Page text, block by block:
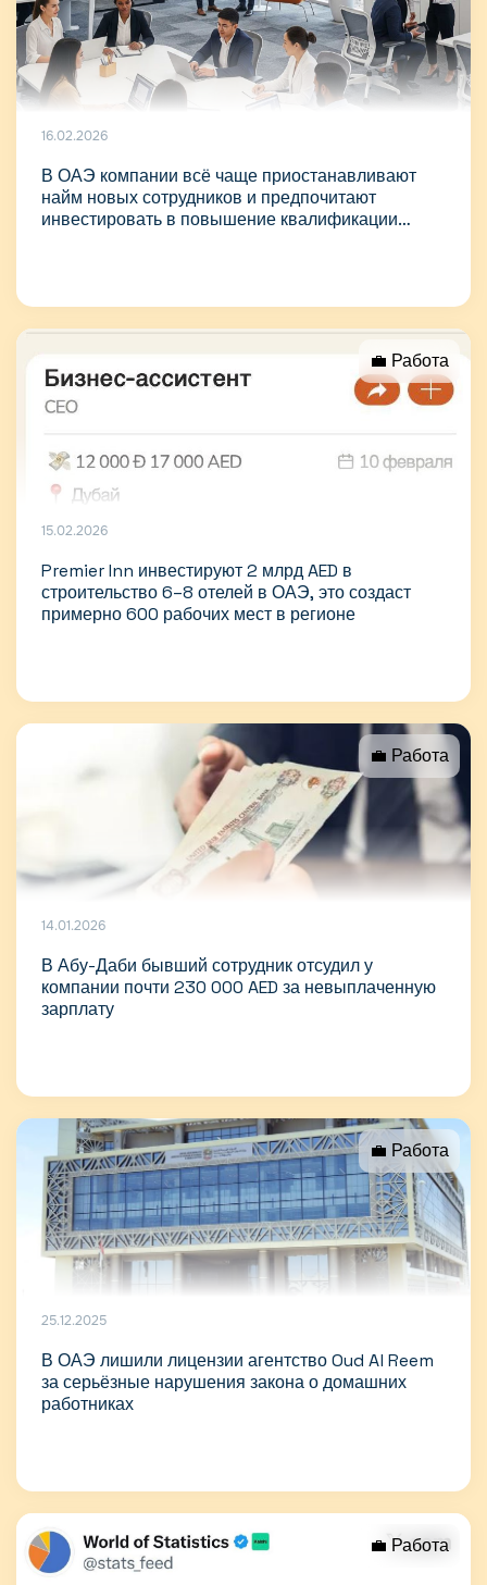
16.02.2026
В ОАЭ компании всё чаще приостанавливают
найм новых сотрудников и предпочитают
инвестировать в повышение квалификации
💼 Работа
15.02.2026
Premier Inn инвестируют 2 млрд AED в
строительство 6–8 отелей в ОАЭ, это создаст
примерно 600 рабочих мест в регионе
💼 Работа
14.01.2026
В Абу-Даби бывший сотрудник отсудил у
компании почти 230 000 AED за невыплаченную
зарплату
💼 Работа
25.12.2025
В ОАЭ лишили лицензии агентство Oud Al Reem
за серьёзные нарушения закона о домашних
работниках
💼 Работа